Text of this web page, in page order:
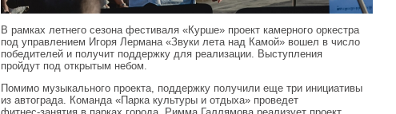
В рамках летнего сезона фестиваля «Курше» проект камерного оркестра
под управлением Игоря Лермана «Звуки лета над Камой» вошел в число
победителей и получит поддержку для реализации. Выступления
пройдут под открытым небом.
Помимо музыкального проекта, поддержку получили еще три инициативы
из автограда. Команда «Парка культуры и отдыха» проведет